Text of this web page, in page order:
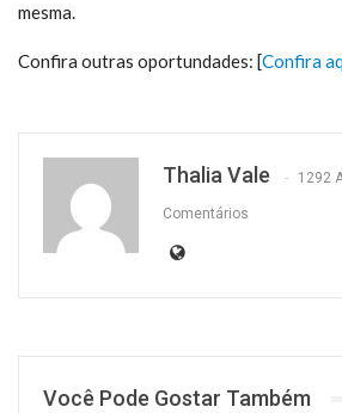
mesma.
Confira outras oportundades: [Confira
Thalia Vale 1292
Comentários
Você Pode Gostar Também